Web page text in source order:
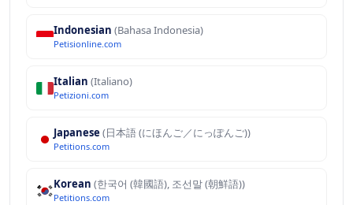
Indonesian (Bahasa Indonesia)
Petisionline.com
Italian (Italiano)
Petizioni.com
Japanese (日本語 (にほんご／にっぽんご))
Petitions.com
Korean (한국어 (韓國語), 조선말 (朝鮮語))
Petitions.com